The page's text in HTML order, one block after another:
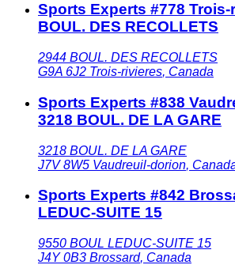
Sports Experts #778
BOUL. DES RECOLLETS
2944 BOUL. DES RECOLLETS
G9A 6J2 Trois-rivieres, Canada
Sports Experts #838
3218 BOUL. DE LA GARE
3218 BOUL. DE LA GARE
J7V 8W5 Vaudreuil-dorion,
Sports Experts #842
LEDUC-SUITE 15
9550 BOUL LEDUC-SUITE 15
J4Y 0B3 Brossard, Canada